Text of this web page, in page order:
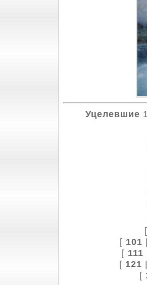
Уцелевшие
[
[ 101 |
[ 111
[ 121 |
[